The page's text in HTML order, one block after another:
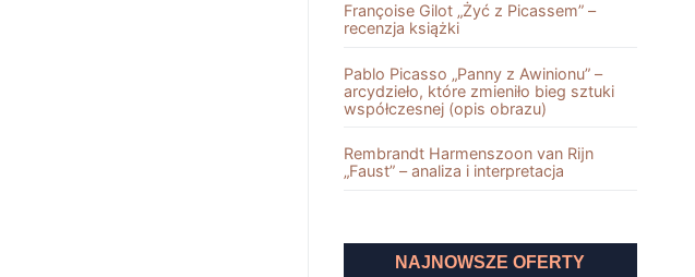
Françoise Gilot „Żyć z Picassem” –
recenzja książki
Pablo Picasso „Panny z Awinionu” –
arcydzieło, które zmieniło bieg sztuki
współczesnej (opis obrazu)
Rembrandt Harmenszoon van Rĳn
„Faust” – analiza i interpretacja
NAJNOWSZE OFERTY